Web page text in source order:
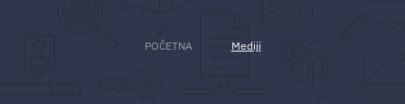
POČETNA Mediji